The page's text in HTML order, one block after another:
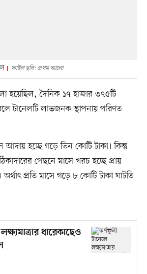
ফাইল ছবি: প্রথম আলো
হয়েছিল, দৈনিক ১৭ হাজার ৩৭৫টি
টানেলটি লাভজনক স্থাপনায় পরিণত
হচ্ছে গড়ে তিন কোটি টাকা। কিন্তু
পেছনে মাসে খরচ হচ্ছে প্রায়
প্রতি মাসে গড়ে ৮ কোটি টাকা ঘাটতি
ধারেকাছেও